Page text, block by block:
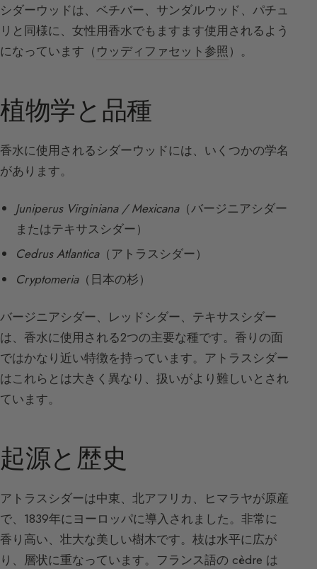
シダーウッドは、ベチバー、サンダルウッド、パチュ
リと同様に、女性用香水でもますます使用されるよう
になっています（ ウッディファセット参照 ）。
植物学と品種
香水に使用されるシダーウッドには、いくつかの学名
があります。
Juniperus Virginiana / Mexicana（バージニアシダー
またはテキサスシダー）
Cedrus Atlantica（アトラスシダー）
Cryptomeria（日本の杉）
バージニアシダー、レッドシダー、テキサスシダー
は、香水に使用される2つの主要な種です。香りの面
ではかなり近い特徴を持っています。アトラスシダー
はこれらとは大きく異なり、扱いがより難しいとされ
ています。
起源と歴史
アトラスシダーは中東、北アフリカ、ヒマラヤが原産
で、1839年にヨーロッパに導入されました。非常に
香り高い、壮大な美しい樹木です。枝は水平に広が
り、層状に重なっています。フランス語の cèdre は